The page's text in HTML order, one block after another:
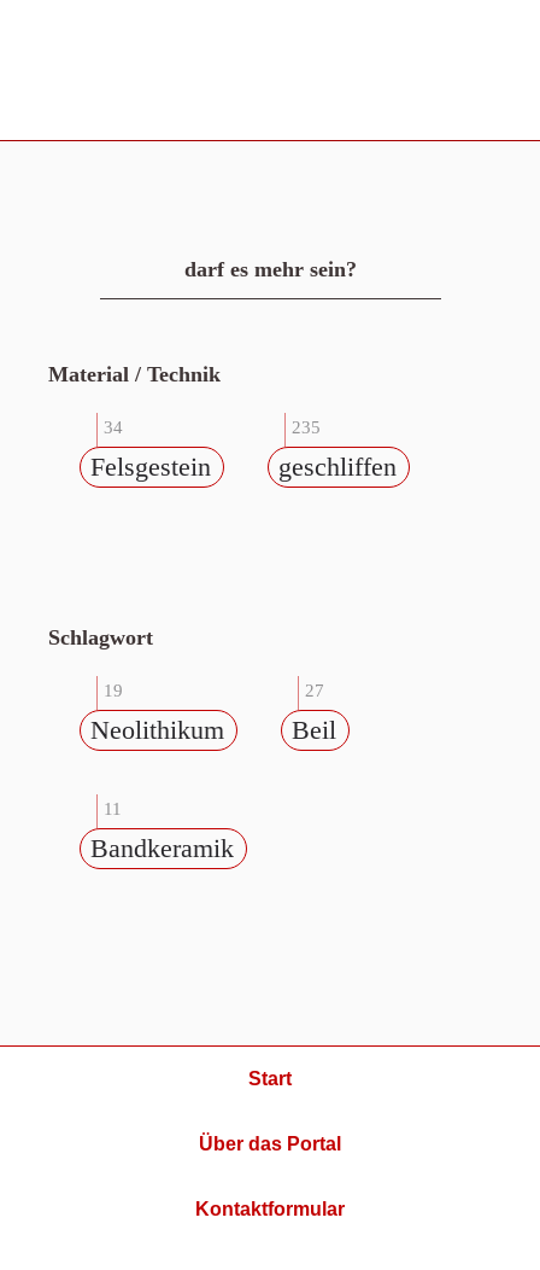
darf es mehr sein?
Material / Technik
34
Felsgestein
235
geschliffen
Schlagwort
19
Neolithikum
27
Beil
11
Bandkeramik
Start
Über das Portal
Kontaktformular